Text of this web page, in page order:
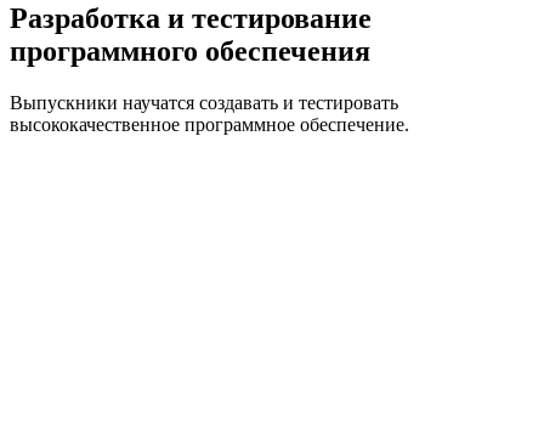
Разработка и тестирование
программного обеспечения
Выпускники научатся создавать и тестировать
высококачественное программное обеспечение.